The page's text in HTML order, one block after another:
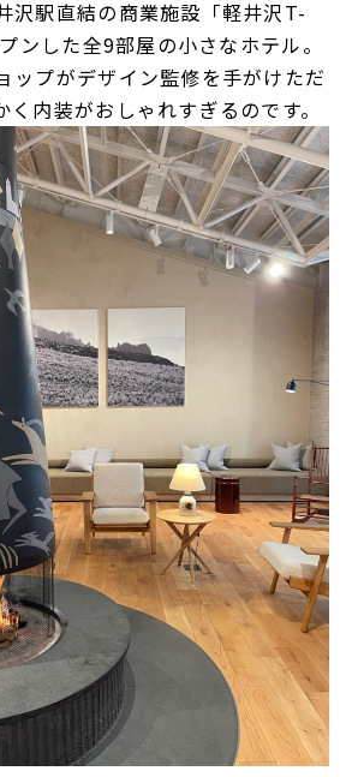
沢駅直結の商業施設「軽井沢T-
ンした全9部屋の小さなホテル。
ップがデザイン監修を手がけただ
く内装がおしゃれすぎるのです。